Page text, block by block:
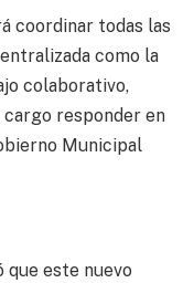
coordinar todas las
como la
colaborativo,
responder en
Municipal
que este nuevo